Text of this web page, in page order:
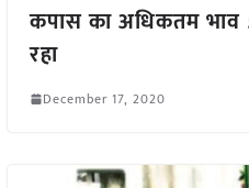
कपास का अधिकतम
रहा
December 17, 2020